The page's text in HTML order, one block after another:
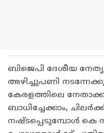
ബിജെപി ദേശീയ
അഴിച്ചുപണി
കേരളത്തിലെ
ബാധിച്ചേക്കാം,
നഷ്ടപ്പെടുമ്പോൾ കെ